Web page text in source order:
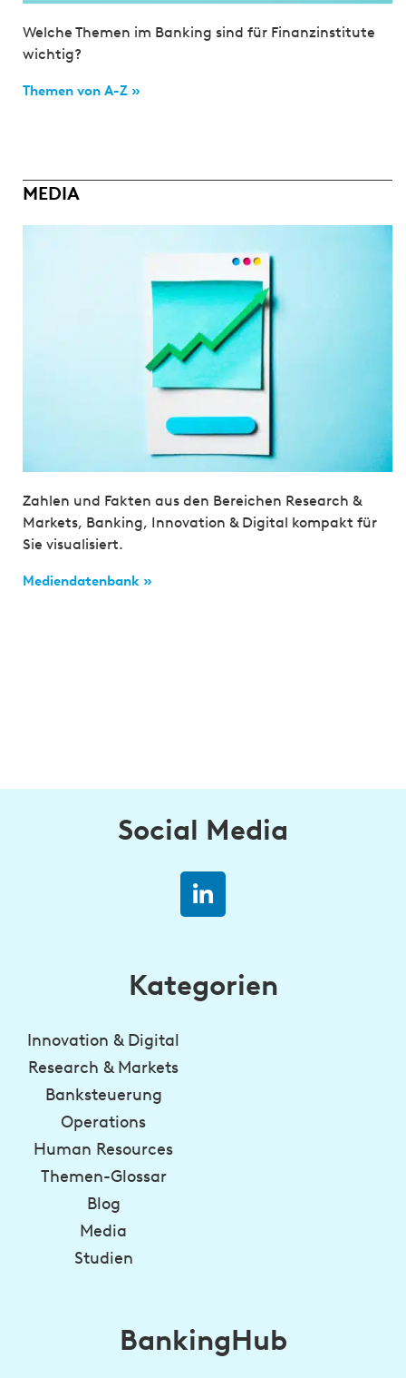
Welche Themen im Banking sind für Finanzinstitute
wichtig?
Themen von A-Z »
MEDIA
Zahlen und Fakten aus den Bereichen Research &
Markets, Banking, Innovation & Digital kompakt für
Sie visualisiert.
Mediendatenbank »
Social Media
Kategorien
Innovation & Digital
Research & Markets
Banksteuerung
Operations
Human Resources
Themen-Glossar
Blog
Media
Studien
BankingHub